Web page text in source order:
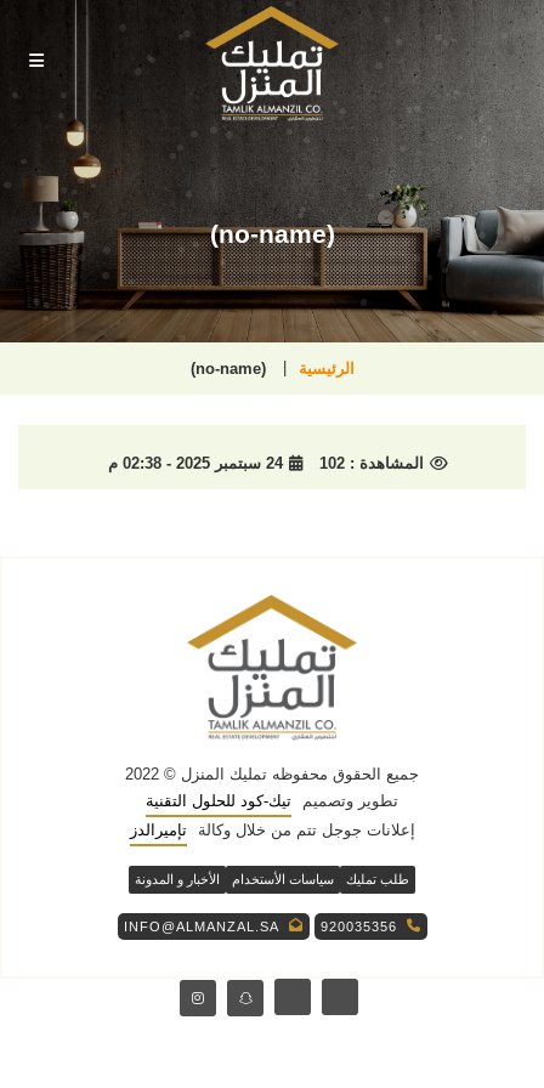
(no-name)
الرئيسية (no-name)
المشاهدة : 102 24 سبتمبر 2025 - 02:38 م
جميع الحقوق محفوظه تمليك المنزل © 2022
تطوير وتصميم
تيك-كود للحلول التقنية
إعلانات جوجل تتم من خلال وكالة
تإميرالدز
طلب تمليك سياسات الأستخدام الأخبار و المدونة
920035356
INFO@ALMANZAL.SA